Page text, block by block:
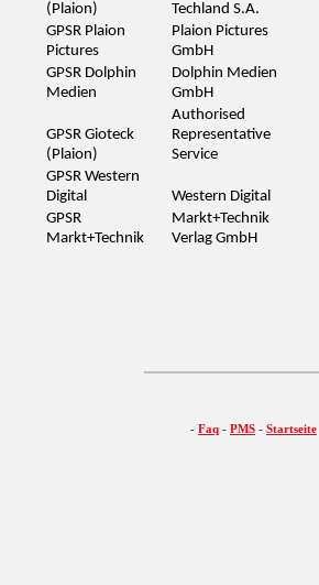
(Plaion)
Techland S.A.
GPSR Plaion
Pictures
Plaion Pictures
GmbH
GPSR Dolphin
Medien
Dolphin Medien
GmbH
GPSR Gioteck
(Plaion)
Authorised
Representative
Service
GPSR Western
Digital
Western Digital
GPSR
Markt+Technik
Markt+Technik
Verlag GmbH
- Faq - PMS - Startseite